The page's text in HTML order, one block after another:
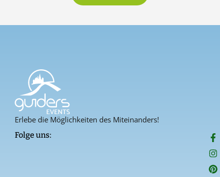
Erlebe die Möglichkeiten des Miteinanders!
Folge uns: F
a
c
e
b
I
n
s
t
a
P
i
n
t
e